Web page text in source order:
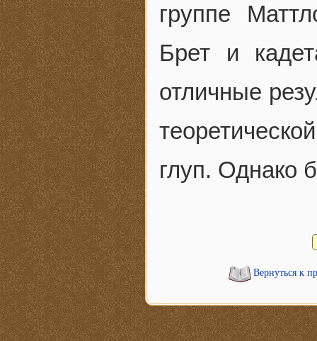
группе
Брет и
отличные
глуп. Однако
Вернуться к